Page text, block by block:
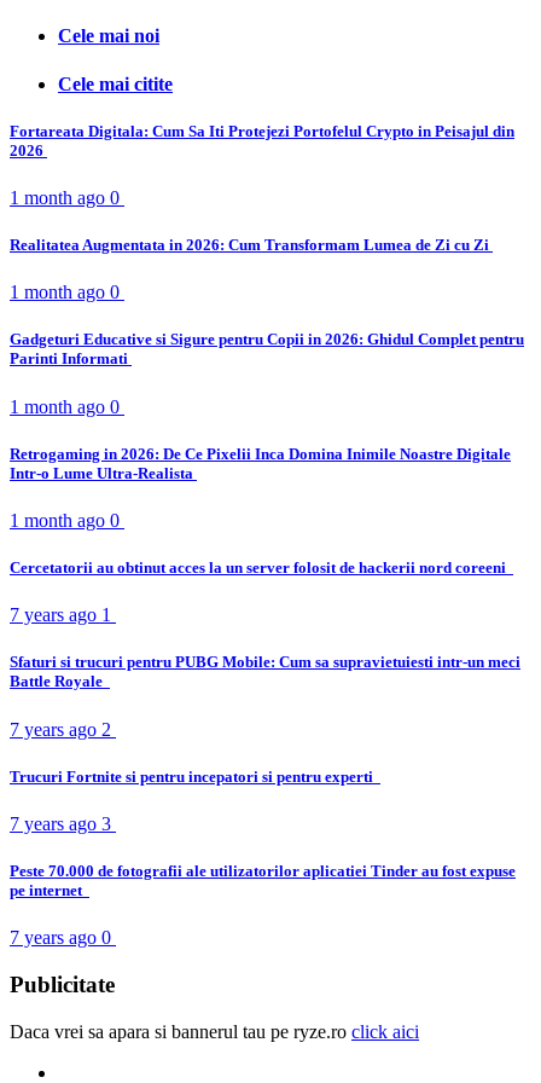
Cele mai noi
Cele mai citite
Fortareata Digitala: Cum Sa Iti Protejezi Portofelul Crypto in Peisajul din
2026
1 month ago 0
Realitatea Augmentata in 2026: Cum Transformam Lumea de Zi cu Zi
1 month ago 0
Gadgeturi Educative si Sigure pentru Copii in 2026: Ghidul Complet pentru
Parinti Informati
1 month ago 0
Retrogaming in 2026: De Ce Pixelii Inca Domina Inimile Noastre Digitale
Intr-o Lume Ultra-Realista
1 month ago 0
Cercetatorii au obtinut acces la un server folosit de hackerii nord coreeni
7 years ago 1
Sfaturi si trucuri pentru PUBG Mobile: Cum sa supravietuiesti intr-un meci
Battle Royale
7 years ago 2
Trucuri Fortnite si pentru incepatori si pentru experti
7 years ago 3
Peste 70.000 de fotografii ale utilizatorilor aplicatiei Tinder au fost expuse
pe internet
7 years ago 0
Publicitate
Daca vrei sa apara si bannerul tau pe ryze.ro click aici